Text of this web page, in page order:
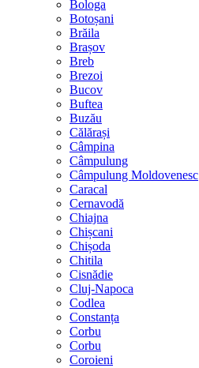
Bologa
Botoșani
Brăila
Brașov
Breb
Brezoi
Bucov
Buftea
Buzău
Călărași
Câmpina
Câmpulung
Câmpulung Moldovenesc
Caracal
Cernavodă
Chiajna
Chișcani
Chișoda
Chitila
Cisnădie
Cluj-Napoca
Codlea
Constanța
Corbu
Corbu
Coroieni